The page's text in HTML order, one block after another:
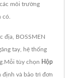
môi trường
có.
địa, BOSSMEN
tay, hệ thống
tùy chọn Hộp
định và bảo trì đơn